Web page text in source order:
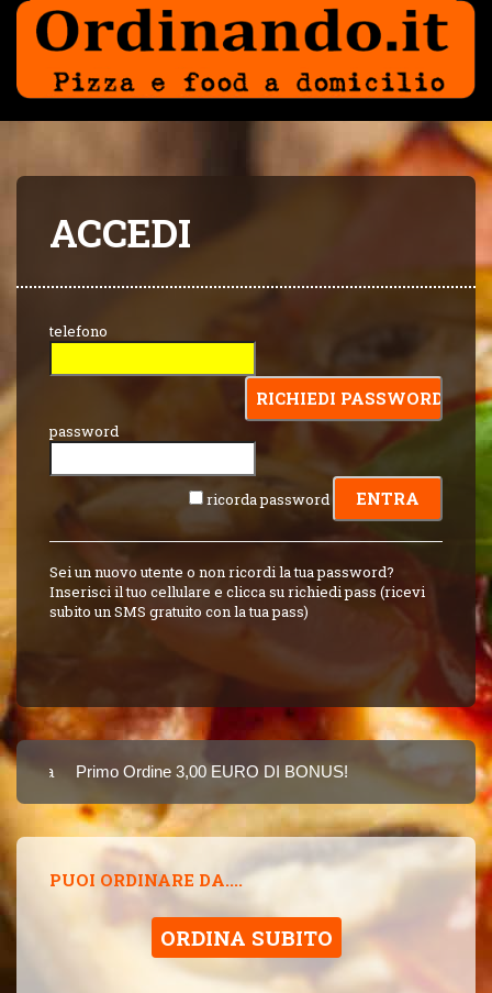
ACCEDI
telefono
password
ricorda password
Sei un nuovo utente o non ricordi la tua password?
Inserisci il tuo cellulare e clicca su richiedi pass (ricevi
subito un SMS gratuito con la tua pass)
Primo Ordine 3,00 EURO DI BONUS!
8 PUNTI 3,00
PUOI ORDINARE DA....
ORDINA SUBITO